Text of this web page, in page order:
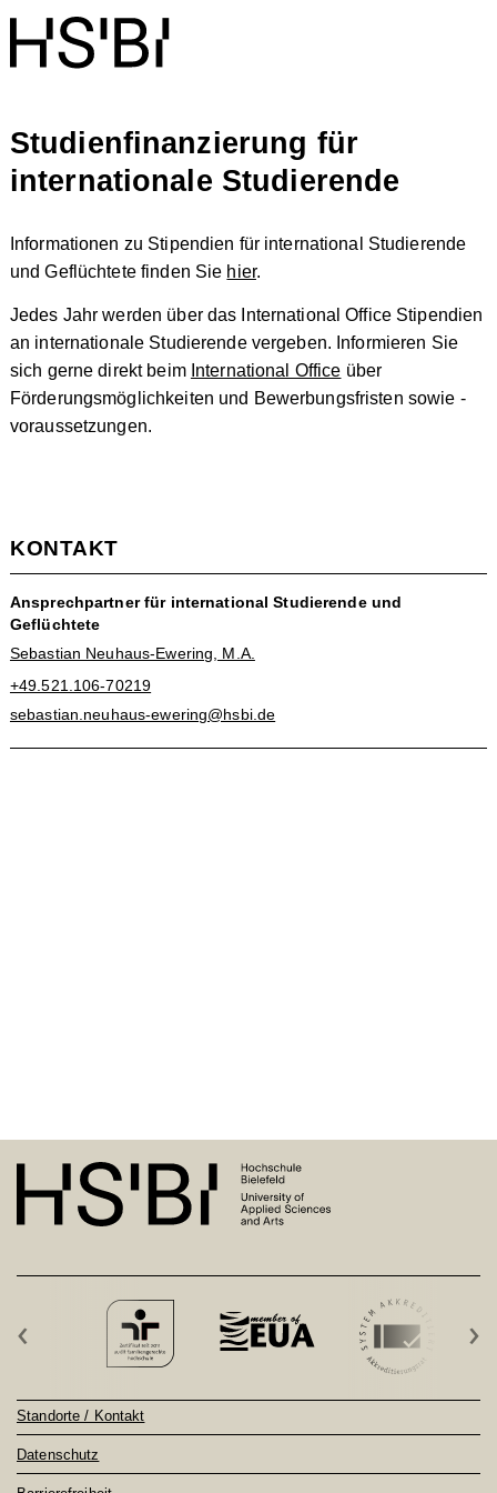
Studienfinanzierung für
internationale Studierende
Informationen zu Stipendien für international Studierende
und Geflüchtete finden Sie hier.
Jedes Jahr werden über das International Office Stipendien
an internationale Studierende vergeben. Informieren Sie
sich gerne direkt beim International Office über
Förderungsmöglichkeiten und Bewerbungsfristen sowie -
voraussetzungen.
KONTAKT
Ansprechpartner für international Studierende und
Geflüchtete
Sebastian Neuhaus-Ewering, M.A.
+49.521.106-70219
sebastian.neuhaus-ewering@hsbi.de
‹ ›
Standorte / Kontakt
Datenschutz